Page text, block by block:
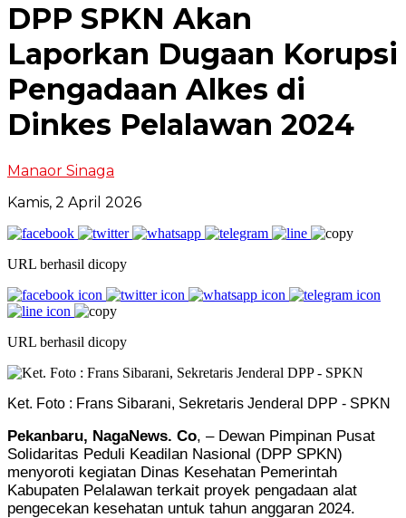
DPP SPKN Akan
Laporkan Dugaan Korupsi
Pengadaan Alkes di
Dinkes Pelalawan 2024
Manaor Sinaga
Kamis, 2 April 2026
URL berhasil dicopy
URL berhasil dicopy
Ket. Foto : Frans Sibarani, Sekretaris Jenderal DPP - SPKN
Pekanbaru, NagaNews. Co, – Dewan Pimpinan Pusat
Solidaritas Peduli Keadilan Nasional (DPP SPKN)
menyoroti kegiatan Dinas Kesehatan Pemerintah
Kabupaten Pelalawan terkait proyek pengadaan alat
pengecekan kesehatan untuk tahun anggaran 2024.